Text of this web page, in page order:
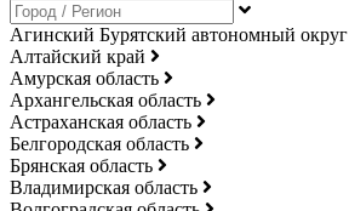
Агинский Бурятский автономный округ
Алтайский край
Амурская область
Архангельская область
Астраханская область
Белгородская область
Брянская область
Владимирская область